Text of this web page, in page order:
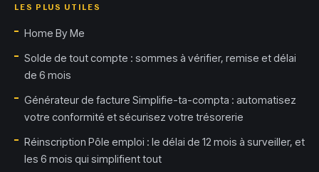
LES PLUS UTILES
Home By Me
Solde de tout compte : sommes à vérifier, remise et délai
de 6 mois
Générateur de facture Simplifie-ta-compta : automatisez
votre conformité et sécurisez votre trésorerie
Réinscription Pôle emploi : le délai de 12 mois à surveiller, et
les 6 mois qui simplifient tout